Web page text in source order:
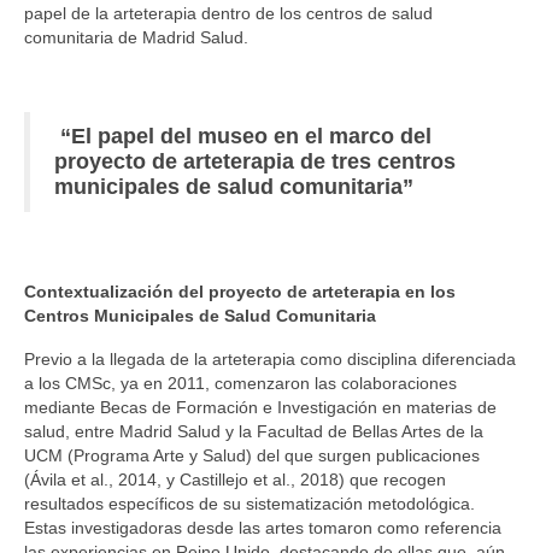
Actas del IV Congreso
la Arteterapia?
Síntesis del informe arte y salud de la OMS
DIRECTORIO DE PROFESIONALES
DESARROLLO PROFESIONAL
CERTIFICACIÓN
COMUNICACIÓN
FORMACIÓN E INVESTIGACIÓN
papel de la arteterapia dentro de los centros de salud
comunitaria de Madrid Salud.
“El papel del museo en el marco del
proyecto de arteterapia de tres centros
municipales de salud comunitaria”
Contextualización del proyecto de arteterapia en los
Centros Municipales de Salud Comunitaria
Previo a la llegada de la arteterapia como disciplina diferenciada
a los CMSc, ya en 2011, comenzaron las colaboraciones
mediante Becas de Formación e Investigación en materias de
salud, entre Madrid Salud y la Facultad de Bellas Artes de la
UCM (Programa Arte y Salud) del que surgen publicaciones
(Ávila et al., 2014, y Castillejo et al., 2018) que recogen
resultados específicos de su sistematización metodológica.
Estas investigadoras desde las artes tomaron como referencia